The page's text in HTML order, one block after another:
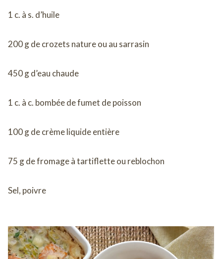
1 c. à s. d’huile
200 g de crozets nature ou au sarrasin
450 g d’eau chaude
1 c. à c. bombée de fumet de poisson
100 g de crème liquide entière
75 g de fromage à tartiflette ou reblochon
Sel, poivre